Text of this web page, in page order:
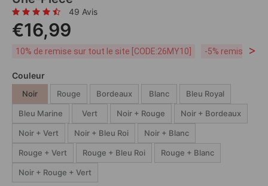
49 Avis
€16,99
10% de remise sur tout le site [CODE:26MY10] -5% remise dès
>
Couleur
Noir Rouge Bordeaux Blanc Bleu Royal
Bleu Marine Vert Noir + Rouge Noir + Bordeaux
Noir + Vert Noir + Bleu Roi Noir + Blanc
Rouge + Vert Rouge + Bleu Roi Rouge + Blanc
Noir + Rouge + Vert